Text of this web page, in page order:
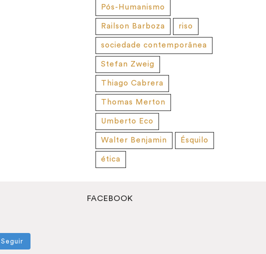
Pós-Humanismo
Railson Barboza riso
sociedade contemporânea
Stefan Zweig
Thiago Cabrera
Thomas Merton
Umberto Eco
Walter Benjamin Ésquilo
ética
Seguir
FACEBOOK